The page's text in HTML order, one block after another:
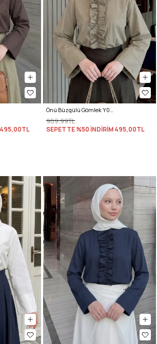
495,00TL
Önü Büzgülü Gömlek Y0125 - HAKİ
989,99TL
SEPETTE %50 İNDİRİM495,00TL